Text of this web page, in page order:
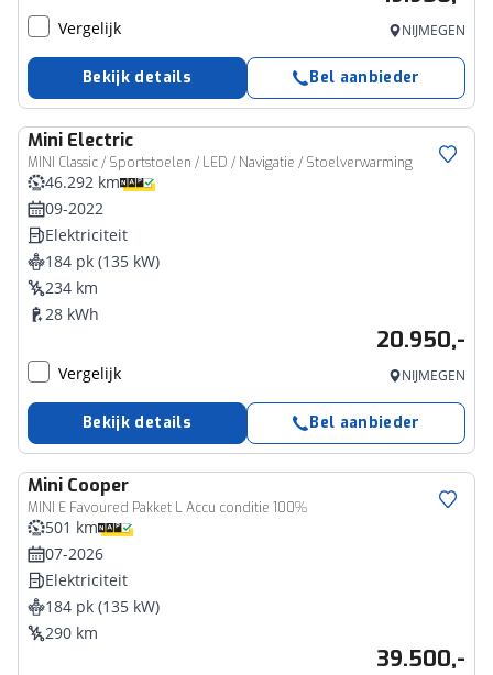
Vergelijk NIJMEGEN
Bekijk details Bel aanbieder
Mini Electric
MINI Classic / Sportstoelen / LED / Navigatie / Stoelverwarming
46.292 km
09-2022
Elektriciteit
184 pk (135 kW)
234 km
28 kWh
20.950,-
Vergelijk NIJMEGEN
Bekijk details Bel aanbieder
Mini Cooper
MINI E Favoured Pakket L Accu conditie 100%
501 km
07-2026
Elektriciteit
184 pk (135 kW)
290 km
39.500,-